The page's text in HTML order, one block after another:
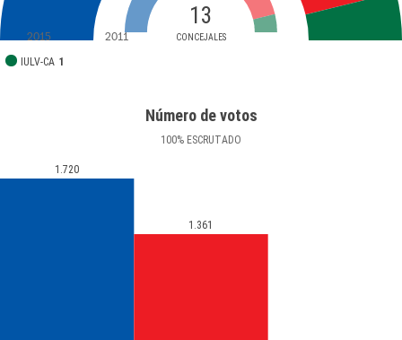
13
CONCEJALES
IULV-CA 1
2015 2011
Número de votos
100% ESCRUTADO
1.720
1.361